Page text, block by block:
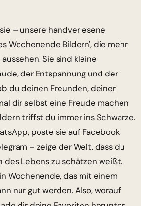
– unsere handverlesene
Wochenende Bildern', die mehr
Sie sind kleine
der Entspannung und der
du deinen Freunden, deiner
dir selbst eine Freude machen
triffst du immer ins Schwarze.
poste sie auf Facebook
– zeige der Welt, dass du
des Lebens zu schätzen weißt.
Wochenende, das mit einem
nur gut werden. Also, worauf